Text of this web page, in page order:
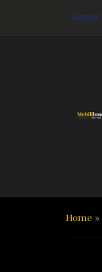
Home »